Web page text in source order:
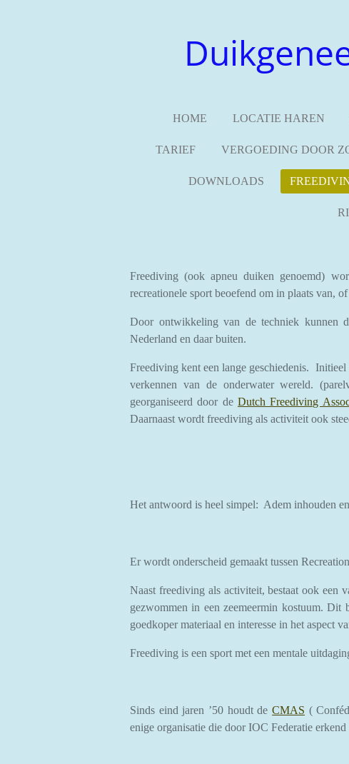
HOME LOCATIE HAREN
TARIEF VERGOEDING DOOR
DOWNLOADS
Freediving (ook apneu duiken genoemd)
recreationele sport beoefend om in plaats van,
Door ontwikkeling van de techniek kunnen
Nederland en daar buiten.
Freediving kent een lange geschiedenis.
verkennen van de onderwater wereld.
georganiseerd door deDutch Freediving
Daarnaast wordt freediving als activiteit ook
Het antwoord is heel simpel: Adem inhouden
Er wordt onderscheid gemaakt tussen
Naast freediving als activiteit, bestaat ook
gezwommen in een zeemeermin kostuum. Dit
goedkoper materiaal en interesse in het aspect
Freediving is een sport met een mentale
Sinds eind jaren ’50 houdt deCMAS ( Confé
enige organisatie die door IOC Federatie